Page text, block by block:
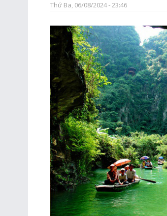
Thứ Ba, 06/08/2024 - 23:46